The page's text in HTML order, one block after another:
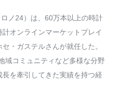
ロノ24）は、60万本以上の時計
オンラインマーケットプレイ
・ガステルさんが就任した。
域コミュニティなど多様な分野
を牽引してきた実績を持つ経